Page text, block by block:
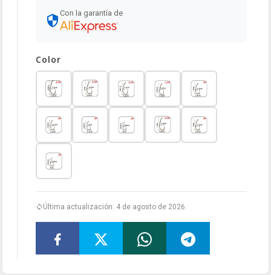
Con la garantía de
Color
Última actualización: 4 de agosto de 2026